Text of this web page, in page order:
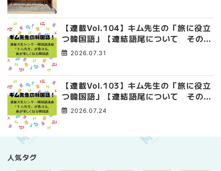
【連載Vol.104】キム先生の「旅に役立
つ韓国語」【連結語尾について その
4】2026.07.31
【連載Vol.103】キム先生の「旅に役立
つ韓国語」【連結語尾について その
3】2026.07.24
人気タグ